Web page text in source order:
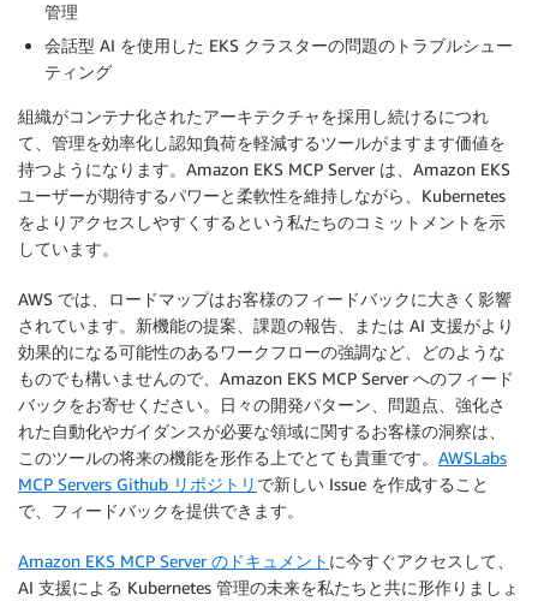
管理
会話型 AI を使用した EKS クラスターの問題のトラブルシュー
ティング
組織がコンテナ化されたアーキテクチャを採用し続けるにつれ
て、管理を効率化し認知負荷を軽減するツールがますます価値を
持つようになります。Amazon EKS MCP Server は、Amazon EKS
ユーザーが期待するパワーと柔軟性を維持しながら、Kubernetes
をよりアクセスしやすくするという私たちのコミットメントを示
しています。
AWS では、ロードマップはお客様のフィードバックに大きく影響
されています。新機能の提案、課題の報告、または AI 支援がより
効果的になる可能性のあるワークフローの強調など、どのような
ものでも構いませんので、Amazon EKS MCP Server へのフィード
バックをお寄せください。日々の開発パターン、問題点、強化さ
れた自動化やガイダンスが必要な領域に関するお客様の洞察は、
このツールの将来の機能を形作る上でとても貴重です。 AWSLabs
MCP Servers Github リポジトリ で新しい Issue を作成すること
で、フィードバックを提供できます。
Amazon EKS MCP Server のドキュメント に今すぐアクセスして、
AI 支援による Kubernetes 管理の未来を私たちと共に形作りましょ